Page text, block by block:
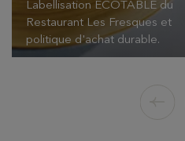
Labellisation ECOTABLE du
Restaurant Les Fresques et
politique d'achat durable.